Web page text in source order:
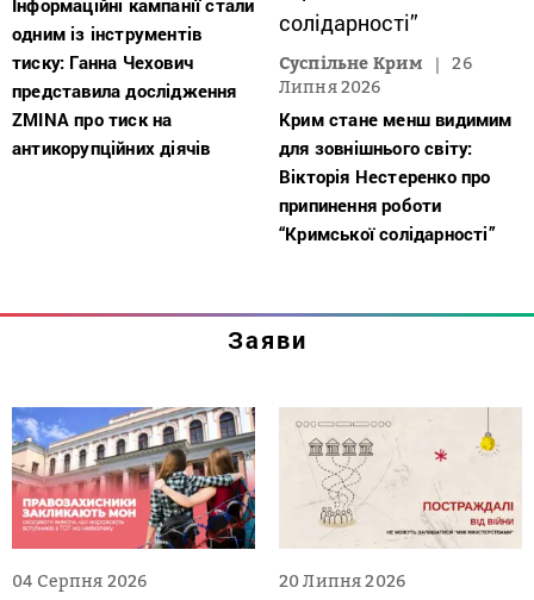
Інформаційні кампанії стали
одним із інструментів
тиску: Ганна Чехович
представила дослідження
ZMINA про тиск на
антикорупційних діячів
Суспільне Крим
26
Липня 2026
Крим стане менш видимим
для зовнішнього світу:
Вікторія Нестеренко про
припинення роботи
“Кримської солідарності”
Заяви
04 Серпня 2026 20 Липня 2026